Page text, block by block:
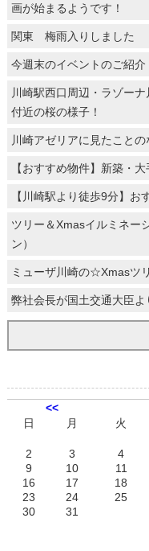
画が始まるようです！
関東 梅雨入りしました
今週末のイベントのご紹介
川崎駅西口周辺・ラゾー
付近の桜の様子！
川崎アゼリアに見たこと
【おすすめ物件】新築・
【川崎駅より徒歩9分】
ツリー＆Xmasイルミネー
ン）
ミューザ川崎の☆Xmasツ
弊社会長が国土交通大臣よ
<<
日
月 火
2
3 4
9
10 11
16
17 18
23
24 25
30
31